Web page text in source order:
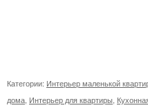
Категории: Интерьер маленькой
дома Интерьер для квартиры